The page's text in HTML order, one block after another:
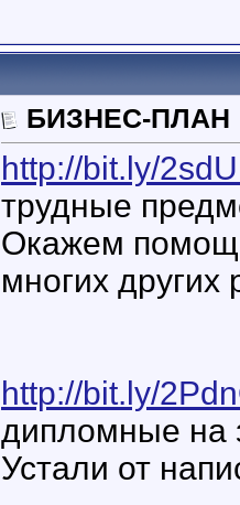
БИЗНЕС-ПЛАН
http://bit.ly/
трудные
Окажем
многих других
http://bit.ly/
дипломные на
Устали от